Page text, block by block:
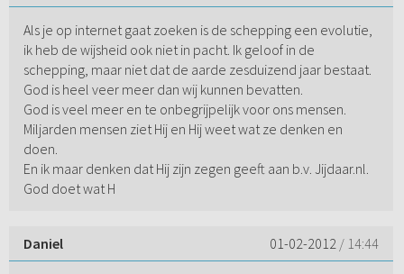
Als je op internet gaat zoeken is de schepping een evolutie,
ik heb de wijsheid ook niet in pacht. Ik geloof in de
schepping, maar niet dat de aarde zesduizend jaar bestaat.
God is heel veer meer dan wij kunnen bevatten.
God is veel meer en te onbegrijpelijk voor ons mensen.
Miljarden mensen ziet Hij en Hij weet wat ze denken en
doen.
En ik maar denken dat Hij zijn zegen geeft aan b.v. Jijdaar.nl.
God doet wat H
Daniel 01-02-2012 / 14:44